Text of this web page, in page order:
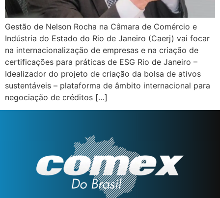
Gestão de Nelson Rocha na Câmara de Comércio e
Indústria do Estado do Rio de Janeiro (Caerj) vai focar
na internacionalização de empresas e na criação de
certificações para práticas de ESG Rio de Janeiro –
Idealizador do projeto de criação da bolsa de ativos
sustentáveis – plataforma de âmbito internacional para
negociação de créditos […]